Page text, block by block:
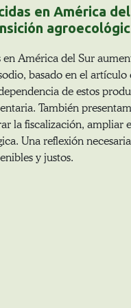
en América
en América del Sur
basado en el
de estos
También
la fiscalización, ampliar
Una reflexión
y justos.